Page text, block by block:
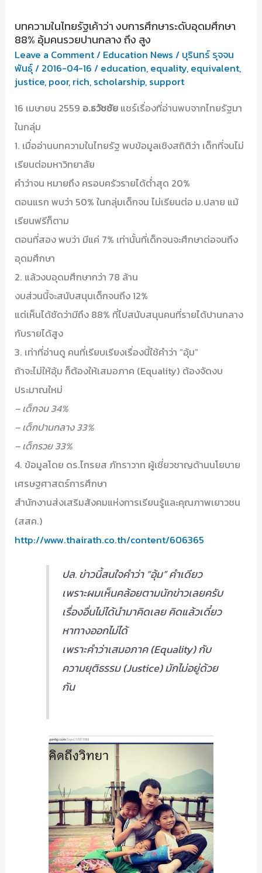
บทความในไทยรัฐเค้าว่า งบการศึกษาระดับอุดมศึกษา
88% อุ้มคนรวยปานกลาง ถึง สูง
Leave a Comment/ Education News / บุรินทร์ รุจจน
พันธุ์/ 2016-04-16/ education, equality, equivalent,
justice, poor, rich, scholarship, support
16 เมษายน 2559 อ.ธวัชชัย แชร์เรื่องที่อ่านพบจากไทยรัฐมา
ในกลุ่ม
1. เมื่ออ่านบทความในไทยรัฐ พบข้อมูลเชิงสถิติว่า เด็กที่จนไม่
เรียนต่อมหาวิทยาลัย
คำว่าจน หมายถึง ครอบครัวรายได้ต่ำสุด 20%
ตอนแรก พบว่า 50% ในกลุ่มเด็กจน ไม่เรียนต่อ ม.ปลาย แม้
เรียนฟรีก็ตาม
ตอนที่สอง พบว่า มีแค่ 7% เท่านั้นที่เด็กจนจะศึกษาต่อจนถึง
อุดมศึกษา
2. แล้วงบอุดมศึกษากว่า 78 ล้าน
งบส่วนนี้จะสนับสนุนเด็กจนถึง 12%
แต่เห็นได้ชัดว่ามีถึง 88% ที่ไปสนับสนุนคนที่รายได้ปานกลาง
กับรายได้สูง
3. เท่าที่อ่านดู คนที่เรียบเรียงเรื่องนี้ใช้คำว่า “อุ้ม”
ถ้าจะไม่ให้อุ้ม ก็ต้องให้เสมอภาค (Equality) ต้องจัดงบ
ประมาณใหม่
– เด็กจน 34%
– เด็กปานกลาง 33%
– เด็กรวย 33%
4. ข้อมูลโดย ดร.ไกรยส ภัทราวาท ผู้เชี่ยวชาญด้านนโยบาย
เศรษฐศาสตร์การศึกษา
สำนักงานส่งเสริมสังคมแห่งการเรียนรู้และคุณภาพเยาวชน
(สสค.)
http://www.thairath.co.th/content/606365
ปล. ข่าวนี้สนใจคำว่า “อุ้ม” คำเดียว
เพราะผมเห็นคล้อยตามนักข่าวเลยครับ
เรื่องอื่นไม่ได้นำมาคิดเลย คิดแล้วเดี๋ยว
หาทางออกไม่ได้
เพราะคำว่าเสมอภาค (Equality) กับ
ความยุติธรรม (Justice) มักไม่อยู่ด้วย
กัน